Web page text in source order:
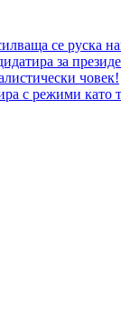
се руска
за
човек!
с режими като